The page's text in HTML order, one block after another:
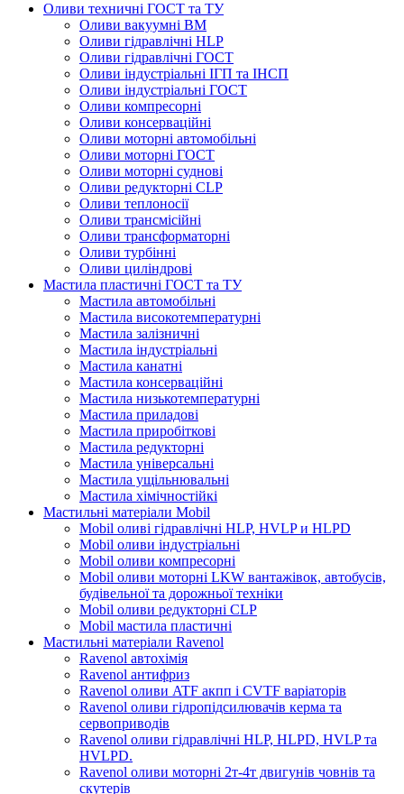
Оливи техничні ГОСТ та ТУ
Оливи вакуумні ВМ
Оливи гідравлічні HLP
Оливи гідравлічні ГОСТ
Оливи індустріальні ІГП та ІНСП
Оливи індустріальні ГОСТ
Оливи компресорні
Оливи консерваційні
Оливи моторні автомобільні
Оливи моторні ГОСТ
Оливи моторні суднові
Оливи редукторні CLP
Оливи теплоносії
Оливи трансмісійні
Оливи трансформаторні
Оливи турбінні
Оливи циліндрові
Мастила пластичні ГОСТ та ТУ
Мастила автомобільні
Мастила високотемпературні
Мастила залізничні
Мастила індустріальні
Мастила канатні
Мастила консерваційні
Мастила низькотемпературні
Мастила приладові
Мастила приробіткові
Мастила редукторні
Мастила універсальні
Мастила ущільнювальні
Мастила хімічностійкі
Мастильні матеріали Mobil
Mobil оливі гідравлічні HLP, HVLP и HLPD
Mobil оливи індустріальні
Mobil оливи компресорні
Mobil оливи моторні LKW вантажівок, автобусів,
будівельної та дорожньої техніки
Mobil оливи редукторні CLP
Mobil мастила пластичні
Мастильні матеріали Ravenol
Ravenol автохімія
Ravenol антифриз
Ravenol оливи ATF акпп і CVTF варіаторів
Ravenol оливи гідропідсилювачів керма та
сервоприводів
Ravenol оливи гідравлічні HLP, HLPD, HVLP та
HVLPD.
Ravenol оливи моторні 2т-4т двигунів човнів та
скутерів